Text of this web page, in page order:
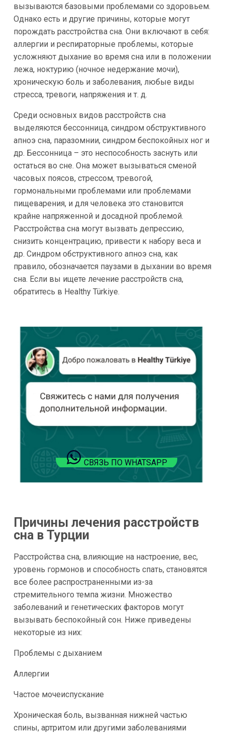
вызываются базовыми проблемами со здоровьем.
Однако есть и другие причины, которые могут
порождать расстройства сна. Они включают в себя:
аллергии и респираторные проблемы, которые
усложняют дыхание во время сна или в положении
лежа, ноктурию (ночное недержание мочи),
хроническую боль и заболевания, любые виды
стресса, тревоги, напряжения и т. д.
Среди основных видов расстройств сна
выделяются бессонница, синдром обструктивного
апноэ сна, паразомнии, синдром беспокойных ног и
др. Бессонница – это неспособность заснуть или
остаться во сне. Она может вызываться сменой
часовых поясов, стрессом, тревогой,
гормональными проблемами или проблемами
пищеварения, и для человека это становится
крайне напряженной и досадной проблемой.
Расстройства сна могут вызвать депрессию,
снизить концентрацию, привести к набору веса и
др. Синдром обструктивного апноэ сна, как
правило, обозначается паузами в дыхании во время
сна. Если вы ищете лечение расстройств сна,
обратитесь в Healthy Türkiye.
СВЯЗЬ ПО WHATSAPP
Причины лечения расстройств
сна в Турции
Расстройства сна, влияющие на настроение, вес,
уровень гормонов и способность спать, становятся
все более распространенными из-за
стремительного темпа жизни. Множество
заболеваний и генетических факторов могут
вызывать беспокойный сон. Ниже приведены
некоторые из них:
Проблемы с дыханием
Аллергии
Частое мочеиспускание
Хроническая боль, вызванная нижней частью
спины, артритом или другими заболеваниями